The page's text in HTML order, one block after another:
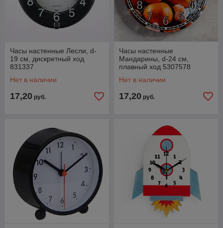
Часы настенные Лесли, d-
19 см, дискретный ход
831337
Нет в наличии
17,20 руб.
Часы настенные
Мандарины, d-24 см,
плавный ход 5307578
Нет в наличии
17,20 руб.